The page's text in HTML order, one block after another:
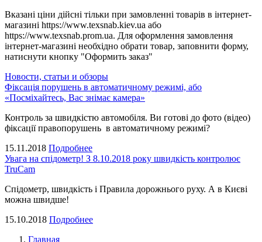
Вказані ціни дійсні тільки при замовленні товарів в інтернет-
магазині https://www.texsnab.kiev.ua або
https://www.texsnab.prom.ua. Для оформлення замовлення
інтернет-магазині необхідно обрати товар, заповнити форму,
натиснути кнопку "Оформить заказ"
Новости, статьи и обзоры
Фіксація порушень в автоматичному режимі, або
«Посміхайтесь, Вас знімає камера»
Контроль за швидкістю автомобіля. Ви готові до фото (відео)
фіксації правопорушень в автоматичному режимі?
15.11.2018 Подробнее
Увага на спідометр! З 8.10.2018 року швидкість контролює
TruCam
Спідометр, швидкість і Правила дорожнього руху. А в Києві
можна швидше!
15.10.2018 Подробнее
Главная